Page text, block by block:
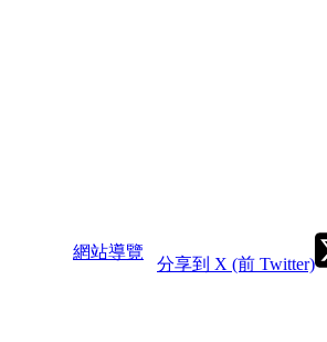
網站導覽
分享到 X (前 Twitter)